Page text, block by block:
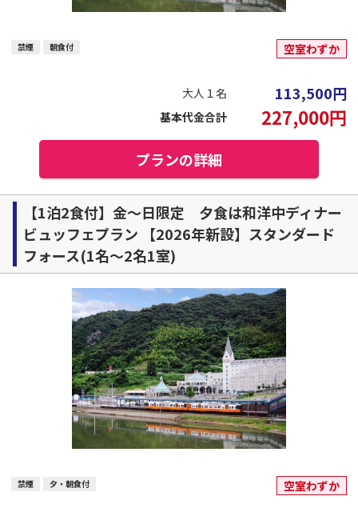
禁煙 朝食付 空室わずか
大人１名 113,500円
基本代金合計 227,000円
プランの詳細
【1泊2食付】金～日限定 夕食は和洋中ディナー
ビュッフェプラン 【2026年新設】スタンダード
フォース(1名～2名1室)
禁煙 夕・朝食付 空室わずか